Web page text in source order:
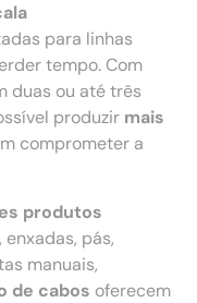
para linhas
tempo. Com
duas ou até três
produzir mais
comprometer a
produtos
pás,
manuais,
de cabos oferecem